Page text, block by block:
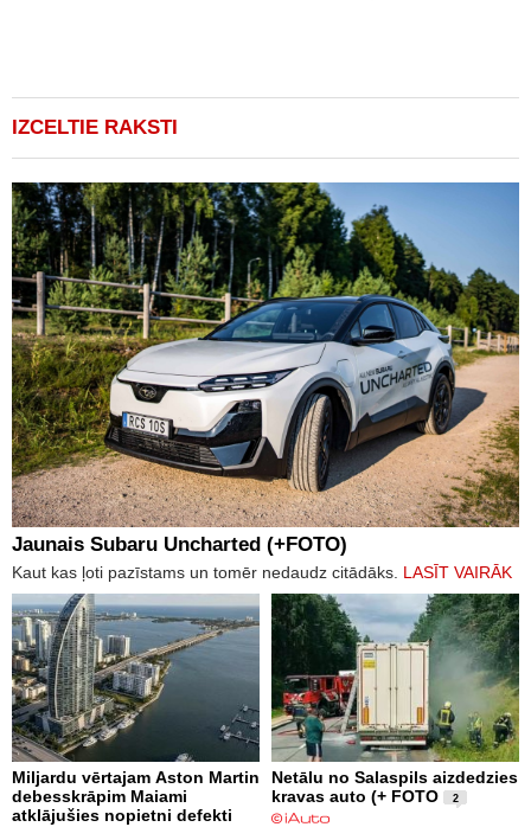
IZCELTIE RAKSTI
Jaunais Subaru Uncharted (+FOTO)
Kaut kas ļoti pazīstams un tomēr nedaudz citādāks. LASĪT VAIRĀK
Miljardu vērtajam Aston Martin
debesskrāpim Maiami
atklājušies nopietni defekti
Netālu no Salaspils aizdedzies
kravas auto (+ FOTO
2